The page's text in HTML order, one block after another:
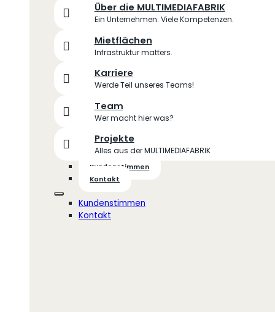
Über die MULTIMEDIAFABRIK
Ein Unternehmen. Viele Kompetenzen.
Mietflächen
Infrastruktur matters.
Karriere
Werde Teil unseres Teams!
Team
Wer macht hier was?
Projekte
Alles aus der MULTIMEDIAFABRIK
Kundenstimmen
Kontakt
Kundenstimmen
Kontakt